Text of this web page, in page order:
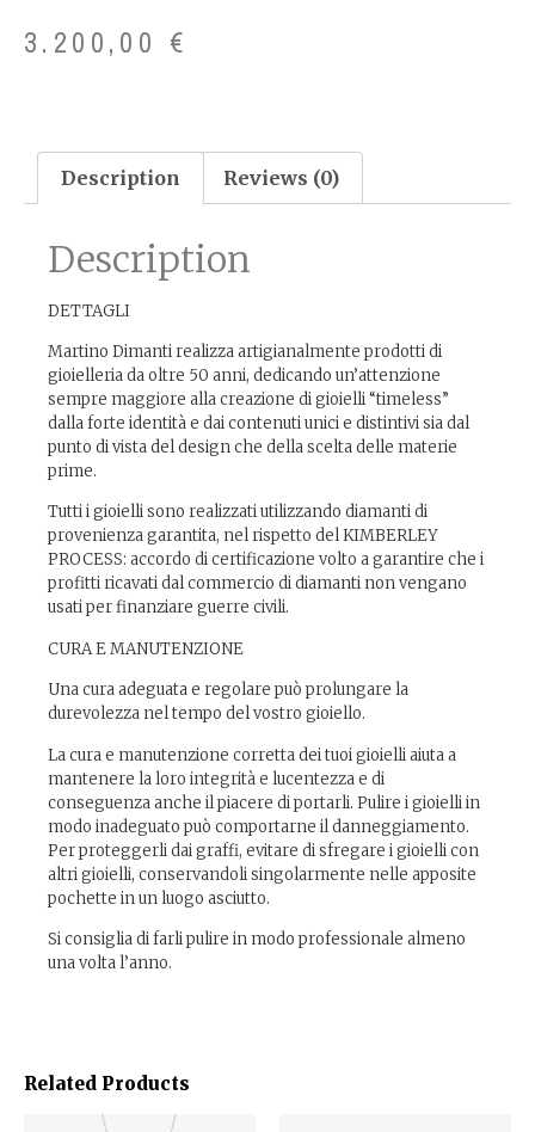
3.200,00 €
Description Reviews (0)
Description
DETTAGLI
Martino Dimanti realizza artigianalmente prodotti di
gioielleria da oltre 50 anni, dedicando un’attenzione
sempre maggiore alla creazione di gioielli “timeless”
dalla forte identità e dai contenuti unici e distintivi sia dal
punto di vista del design che della scelta delle materie
prime.
Tutti i gioielli sono realizzati utilizzando diamanti di
provenienza garantita, nel rispetto del KIMBERLEY
PROCESS: accordo di certificazione volto a garantire che i
profitti ricavati dal commercio di diamanti non vengano
usati per finanziare guerre civili.
CURA E MANUTENZIONE
Una cura adeguata e regolare può prolungare la
durevolezza nel tempo del vostro gioiello.
La cura e manutenzione corretta dei tuoi gioielli aiuta a
mantenere la loro integrità e lucentezza e di
conseguenza anche il piacere di portarli. Pulire i gioielli in
modo inadeguato può comportarne il danneggiamento.
Per proteggerli dai graffi, evitare di sfregare i gioielli con
altri gioielli, conservandoli singolarmente nelle apposite
pochette in un luogo asciutto.
Si consiglia di farli pulire in modo professionale almeno
una volta l’anno.
Related Products